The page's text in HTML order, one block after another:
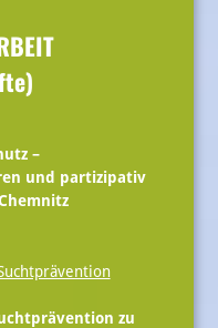
–
und partizipativ
zu